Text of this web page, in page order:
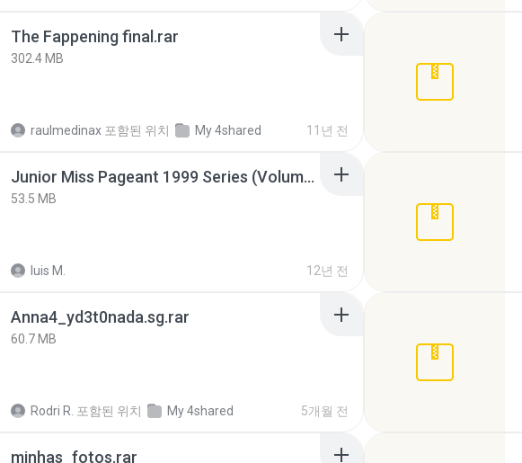
The Fappening final.rar
302.4 MB
raulmedinax 포함된 위치 My 4shared 11년 전
Junior Miss Pageant 1999 Series (Volume I Part I NC 6).7z
53.5 MB
luis M. 12년 전
Anna4_yd3t0nada.sg.rar
60.7 MB
Rodri R. 포함된 위치 My 4shared 5개월 전
minhas_fotos.rar